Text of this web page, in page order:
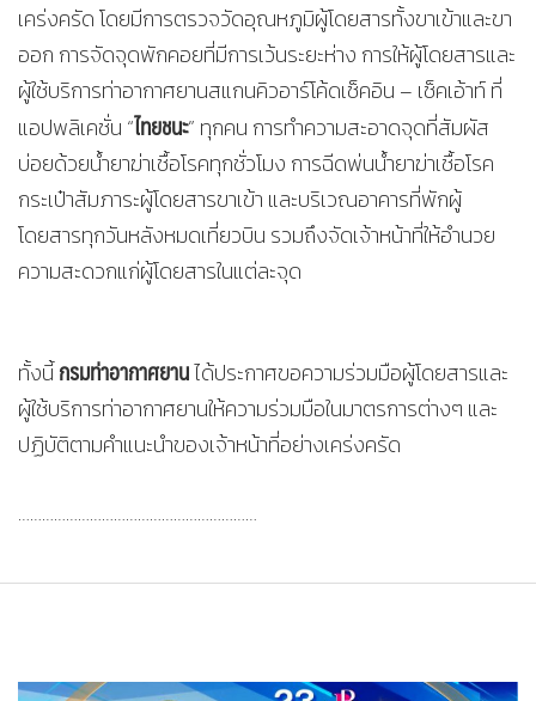
เคร่งครัด โดยมีการตรวจวัดอุณหภูมิผู้โดยสารทั้งขาเข้าและขา
ออก การจัดจุดพักคอยที่มีการเว้นระยะห่าง การให้ผู้โดยสารและ
ผู้ใช้บริการท่าอากาศยานสแกนคิวอาร์โค้ดเช็คอิน – เช็คเอ้าท์ ที่
แอปพลิเคชั่น “ไทยชนะ” ทุกคน การทำความสะอาดจุดที่สัมผัส
บ่อยด้วยน้ำยาฆ่าเชื้อโรคทุกชั่วโมง การฉีดพ่นน้ำยาฆ่าเชื้อโรค
กระเป๋าสัมภาระผู้โดยสารขาเข้า และบริเวณอาคารที่พักผู้
โดยสารทุกวันหลังหมดเที่ยวบิน รวมถึงจัดเจ้าหน้าที่ให้อำนวย
ความสะดวกแก่ผู้โดยสารในแต่ละจุด
ทั้งนี้กรมท่าอากาศยานได้ประกาศขอความร่วมมือผู้โดยสารและ
ผู้ใช้บริการท่าอากาศยานให้ความร่วมมือในมาตรการต่างๆ และ
ปฏิบัติตามคำแนะนำของเจ้าหน้าที่อย่างเคร่งครัด
……………………………………………………